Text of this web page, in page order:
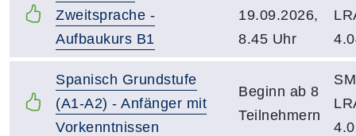
Zweitsprache -
Aufbaukurs B1
19.09.2026,
8.45 Uhr
Spanisch Grundstufe
(A1-A2) - Anfänger mit
Vorkenntnissen
Beginn ab 8
Teilnehmern